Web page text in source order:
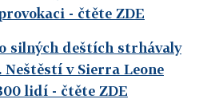
- čtěte ZDE
silných deštích strhávaly
Neštěstí v Sierra Leone
lidí - čtěte ZDE